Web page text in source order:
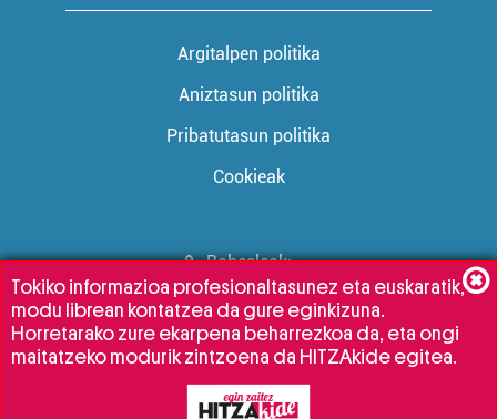
Argitalpen politika
Aniztasun politika
Pribatutasun politika
Cookieak
Babesleak:
Tokiko informazioa profesionaltasunez eta euskaratik,
modu librean kontatzea da gure eginkizuna.
Horretarako zure ekarpena beharrezkoa da, eta ongi
maitatzeko modurik zintzoena da HITZAkide egitea.